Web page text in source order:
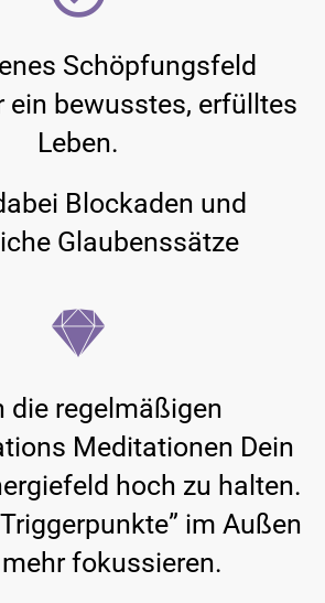
Schöpfungsfeld
ein bewusstes, erfülltes
Leben.
Blockaden und
Glaubenssätze
die regelmäßigen
Meditationen Dein
hoch zu halten.
im Außen
fokussieren.